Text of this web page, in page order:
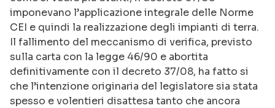
imponevano l’applicazione integrale delle Norme
CEI e quindi la realizzazione degli impianti di terra.
Il fallimento del meccanismo di verifica, previsto
sulla carta con la legge 46/90 e abortita
definitivamente con il decreto 37/08, ha fatto si
che l’intenzione originaria del legislatore sia stata
spesso e volentieri disattesa tanto che ancora